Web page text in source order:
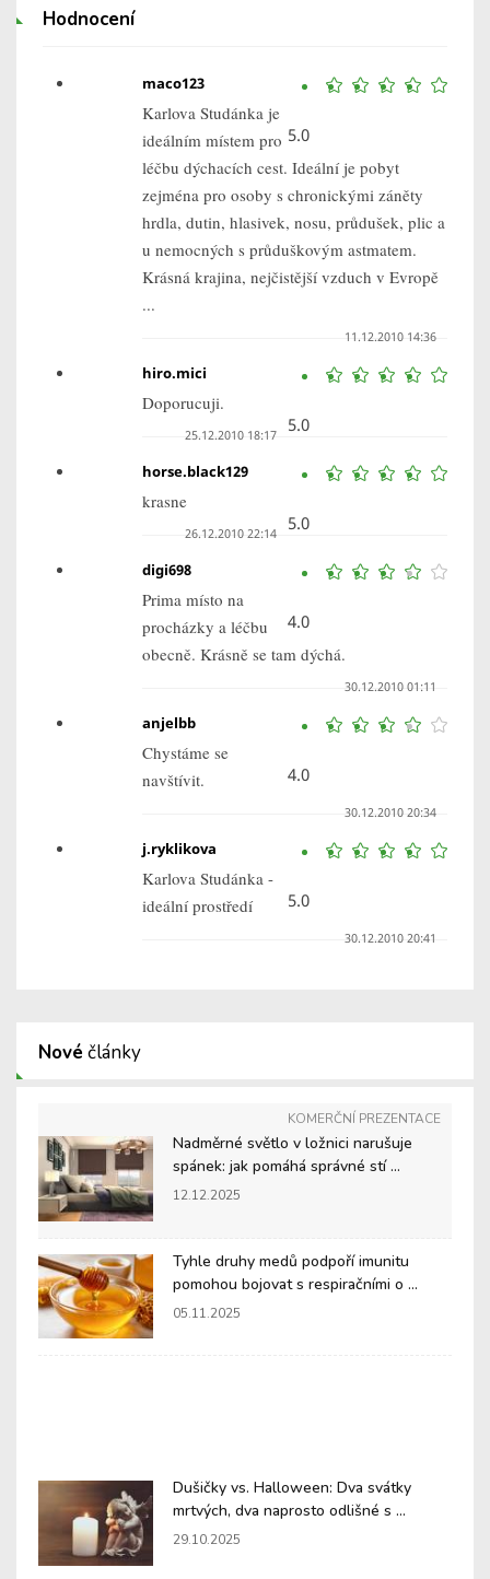
Hodnocení
5.0
maco123
Karlova Studánka je
ideálním místem pro
léčbu dýchacích cest. Ideální je pobyt
zejména pro osoby s chronickými záněty
hrdla, dutin, hlasivek, nosu, průdušek, plic a
u nemocných s průduškovým astmatem.
Krásná krajina, nejčistější vzduch v Evropě
...
11.12.2010 14:36
5.0
hiro.mici
Doporucuji.
25.12.2010 18:17
5.0
horse.black129
krasne
26.12.2010 22:14
4.0
digi698
Prima místo na
procházky a léčbu
obecně. Krásně se tam dýchá.
30.12.2010 01:11
4.0
anjelbb
Chystáme se
navštívit.
30.12.2010 20:34
5.0
j.ryklikova
Karlova Studánka -
ideální prostředí
30.12.2010 20:41
Nové články
KOMERČNÍ PREZENTACE
Nadměrné světlo v ložnici narušuje
spánek: jak pomáhá správné stí ...
12.12.2025
Tyhle druhy medů podpoří imunitu
pomohou bojovat s respiračními o ...
05.11.2025
Dušičky vs. Halloween: Dva svátky
mrtvých, dva naprosto odlišné s ...
29.10.2025